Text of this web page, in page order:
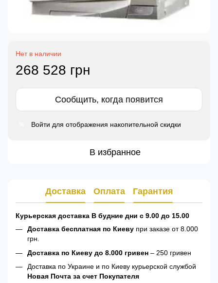
Нет в наличии
268 528 грн
Сообщить, когда появится
Войти для отображения накопительной скидки
В избранное
Доставка Оплата Гарантия
Курьерская доставка В будние дни с 9.00 до 15.00
Доставка бесплатная по Киеву при заказе от 8.000
грн.
Доставка по Киеву до 8.000 гривен – 250 гривен
Доставка по Украине и по Киеву курьерской службой
Новая Почта за счет Покупателя